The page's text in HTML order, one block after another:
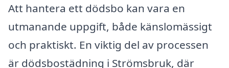
Att hantera ett dödsbo kan vara en
utmanande uppgift, både känslomässigt
och praktiskt. En viktig del av processen
är dödsbostädning i Strömsbruk, där